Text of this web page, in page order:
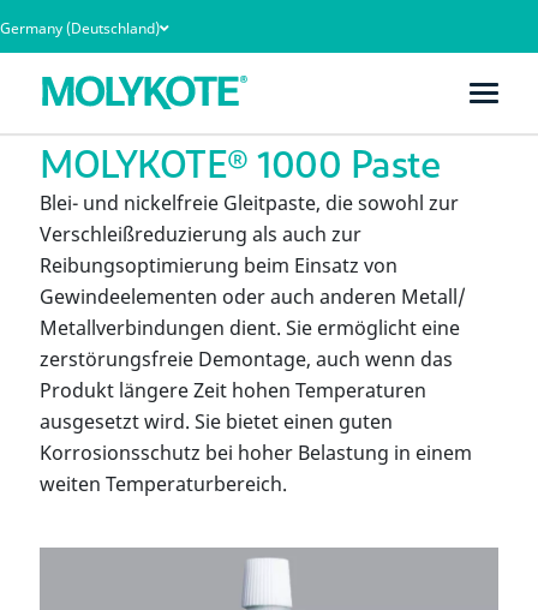
Germany (Deutschland)
Produkte
MOLYKOTE® 1000 Paste
Blei- und nickelfreie Gleitpaste, die sowohl zur
Verschleißreduzierung als auch zur
Reibungsoptimierung beim Einsatz von
Gewindeelementen oder auch anderen Metall/
Metallverbindungen dient. Sie ermöglicht eine
zerstörungsfreie Demontage, auch wenn das
Produkt längere Zeit hohen Temperaturen
ausgesetzt wird. Sie bietet einen guten
Korrosionsschutz bei hoher Belastung in einem
weiten Temperaturbereich.